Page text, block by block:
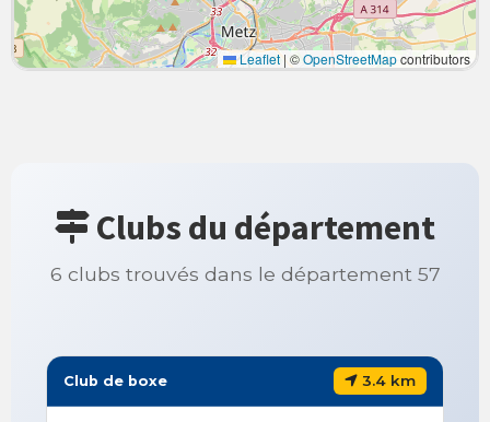
Leaflet | ©OpenStreetMapcontributors
Clubs du département
6 clubs trouvés dans le département 57
Club de boxe 3.4 km